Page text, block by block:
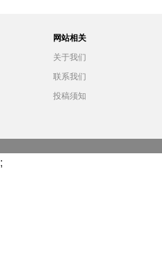
网站相关
关于我们
联系我们
投稿须知
;